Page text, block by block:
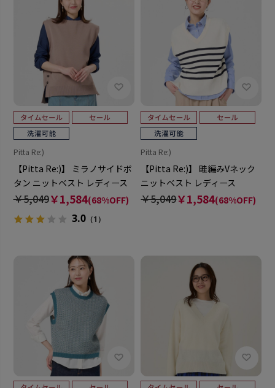
Pitta Re:)
【Pitta Re:)】 ミラノサイドボ
タン ニットベスト レディース
￥5,049￥1,584(68%OFF)
3.0（1）
Pitta Re:)
【Pitta Re:)】 畦編みVネック
ニットベスト レディース
￥5,049￥1,584(68%OFF)